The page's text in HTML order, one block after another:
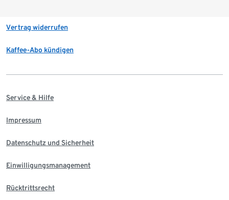
Vertrag widerrufen
Kaffee-Abo kündigen
Service & Hilfe
Impressum
Datenschutz und Sicherheit
Einwilligungsmanagement
Rücktrittsrecht